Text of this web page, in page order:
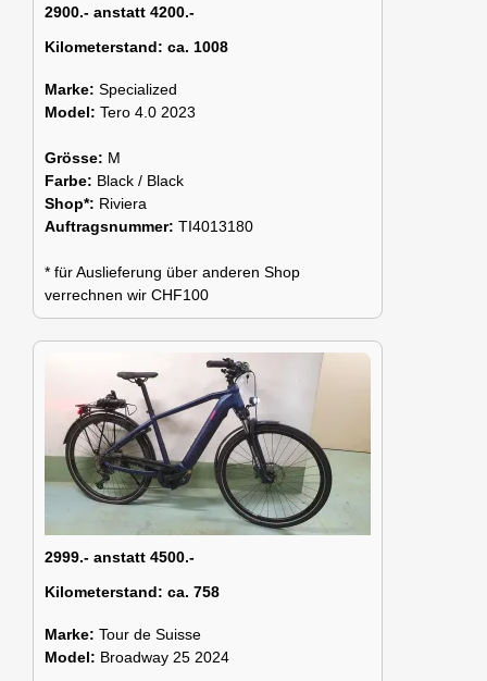
2900.- anstatt 4200.-
Kilometerstand: ca. 1008
Marke: Specialized
Model: Tero 4.0 2023
Grösse: M
Farbe: Black / Black
Shop*: Riviera
Auftragsnummer: TI4013180
* für Auslieferung über anderen Shop
verrechnen wir CHF100
2999.- anstatt 4500.-
Kilometerstand: ca. 758
Marke: Tour de Suisse
Model: Broadway 25 2024